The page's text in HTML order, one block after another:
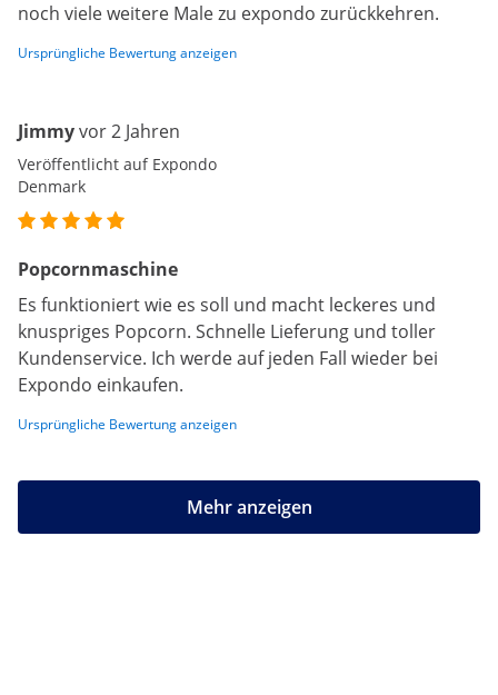
noch viele weitere Male zu expondo zurückkehren.
Ursprüngliche Bewertung anzeigen
Jimmyvor 2 Jahren
Veröffentlicht auf Expondo
Denmark
Popcornmaschine
Es funktioniert wie es soll und macht leckeres und
knuspriges Popcorn. Schnelle Lieferung und toller
Kundenservice. Ich werde auf jeden Fall wieder bei
Expondo einkaufen.
Ursprüngliche Bewertung anzeigen
Mehr anzeigen